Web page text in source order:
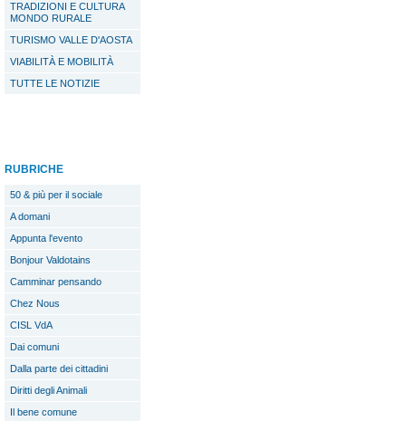
TRADIZIONI E CULTURA
MONDO RURALE
TURISMO VALLE D'AOSTA
VIABILITÀ E MOBILITÀ
TUTTE LE NOTIZIE
RUBRICHE
50 & più per il sociale
A domani
Appunta l'evento
Bonjour Valdotains
Camminar pensando
Chez Nous
CISL VdA
Dai comuni
Dalla parte dei cittadini
Diritti degli Animali
Il bene comune